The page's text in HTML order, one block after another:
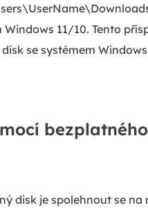
11/10. Tento
disk se systémem
disk je spolehnout se